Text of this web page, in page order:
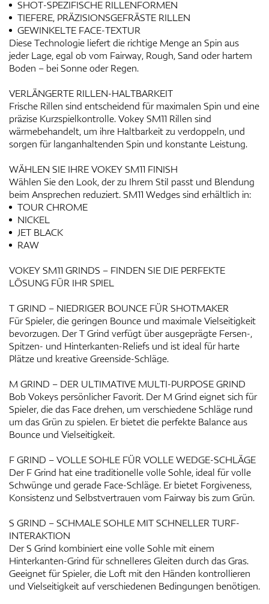
SHOT-SPEZIFISCHE RILLENFORMEN
TIEFERE, PRÄZISIONSGEFRÄSTE RILLEN
GEWINKELTE FACE-TEXTUR
Diese Technologie liefert die richtige Menge an Spin aus
jeder Lage, egal ob vom Fairway, Rough, Sand oder hartem
Boden – bei Sonne oder Regen.
VERLÄNGERTE RILLEN-HALTBARKEIT
Frische Rillen sind entscheidend für maximalen Spin und eine
präzise Kurzspielkontrolle. Vokey SM11 Rillen sind
wärmebehandelt, um ihre Haltbarkeit zu verdoppeln, und
sorgen für langanhaltenden Spin und konstante Leistung.
WÄHLEN SIE IHRE VOKEY SM11 FINISH
Wählen Sie den Look, der zu Ihrem Stil passt und Blendung
beim Ansprechen reduziert. SM11 Wedges sind erhältlich in:
TOUR CHROME
NICKEL
JET BLACK
RAW
VOKEY SM11 GRINDS – FINDEN SIE DIE PERFEKTE
LÖSUNG FÜR IHR SPIEL
T GRIND – NIEDRIGER BOUNCE FÜR SHOTMAKER
Für Spieler, die geringen Bounce und maximale Vielseitigkeit
bevorzugen. Der T Grind verfügt über ausgeprägte Fersen-,
Spitzen- und Hinterkanten-Reliefs und ist ideal für harte
Plätze und kreative Greenside-Schläge.
M GRIND – DER ULTIMATIVE MULTI-PURPOSE GRIND
Bob Vokeys persönlicher Favorit. Der M Grind eignet sich für
Spieler, die das Face drehen, um verschiedene Schläge rund
um das Grün zu spielen. Er bietet die perfekte Balance aus
Bounce und Vielseitigkeit.
F GRIND – VOLLE SOHLE FÜR VOLLE WEDGE-SCHLÄGE
Der F Grind hat eine traditionelle volle Sohle, ideal für volle
Schwünge und gerade Face-Schläge. Er bietet Forgiveness,
Konsistenz und Selbstvertrauen vom Fairway bis zum Grün.
S GRIND – SCHMALE SOHLE MIT SCHNELLER TURF-
INTERAKTION
Der S Grind kombiniert eine volle Sohle mit einem
Hinterkanten-Grind für schnelleres Gleiten durch das Gras.
Geeignet für Spieler, die Loft mit den Händen kontrollieren
und Vielseitigkeit auf verschiedenen Bedingungen benötigen.